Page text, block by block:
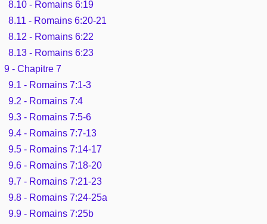
8.10 - Romains 6:19
8.11 - Romains 6:20-21
8.12 - Romains 6:22
8.13 - Romains 6:23
9 - Chapitre 7
9.1 - Romains 7:1-3
9.2 - Romains 7:4
9.3 - Romains 7:5-6
9.4 - Romains 7:7-13
9.5 - Romains 7:14-17
9.6 - Romains 7:18-20
9.7 - Romains 7:21-23
9.8 - Romains 7:24-25a
9.9 - Romains 7:25b